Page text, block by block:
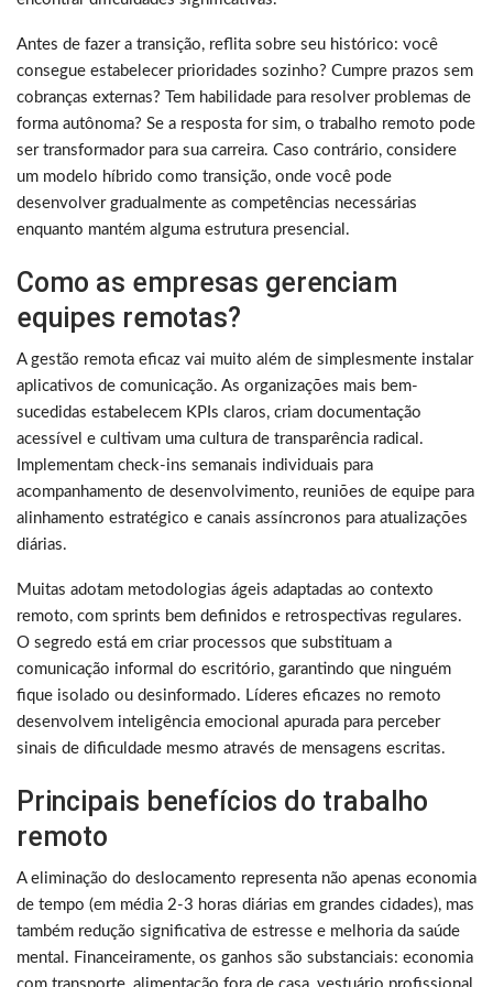
Antes de fazer a transição, reflita sobre seu histórico: você
consegue estabelecer prioridades sozinho? Cumpre prazos sem
cobranças externas? Tem habilidade para resolver problemas de
forma autônoma? Se a resposta for sim, o trabalho remoto pode
ser transformador para sua carreira. Caso contrário, considere
um modelo híbrido como transição, onde você pode
desenvolver gradualmente as competências necessárias
enquanto mantém alguma estrutura presencial.
Como as empresas gerenciam
equipes remotas?
A gestão remota eficaz vai muito além de simplesmente instalar
aplicativos de comunicação. As organizações mais bem-
sucedidas estabelecem KPIs claros, criam documentação
acessível e cultivam uma cultura de transparência radical.
Implementam check-ins semanais individuais para
acompanhamento de desenvolvimento, reuniões de equipe para
alinhamento estratégico e canais assíncronos para atualizações
diárias.
Muitas adotam metodologias ágeis adaptadas ao contexto
remoto, com sprints bem definidos e retrospectivas regulares.
O segredo está em criar processos que substituam a
comunicação informal do escritório, garantindo que ninguém
fique isolado ou desinformado. Líderes eficazes no remoto
desenvolvem inteligência emocional apurada para perceber
sinais de dificuldade mesmo através de mensagens escritas.
Principais benefícios do trabalho
remoto
A eliminação do deslocamento representa não apenas economia
de tempo (em média 2-3 horas diárias em grandes cidades), mas
também redução significativa de estresse e melhoria da saúde
mental. Financeiramente, os ganhos são substanciais: economia